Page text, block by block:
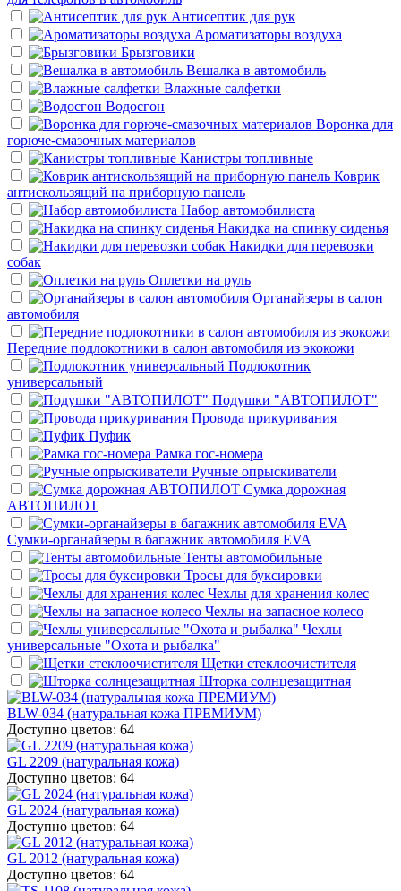
Антисептик для рук
Ароматизаторы воздуха
Брызговики
Вешалка в автомобиль
Влажные салфетки
Водосгон
Воронка для
горюче-смазочных материалов
Канистры топливные
Коврик
антискользящий на приборную панель
Набор автомобилиста
Накидка на спинку сиденья
Накидки для перевозки
собак
Оплетки на руль
Органайзеры в салон
автомобиля
Передние подлокотники в салон автомобиля из экокожи
Подлокотник
универсальный
Подушки "АВТОПИЛОТ"
Провода прикуривания
Пуфик
Рамка гос-номера
Ручные опрыскиватели
Сумка дорожная
АВТОПИЛОТ
Сумки-органайзеры в багажник автомобиля EVA
Тенты автомобильные
Тросы для буксировки
Чехлы для хранения колес
Чехлы на запасное колесо
Чехлы
универсальные "Охота и рыбалка"
Щетки стеклоочистителя
Шторка солнцезащитная
BLW-034 (натуральная кожа ПРЕМИУМ)
Доступно цветов: 64
GL 2209 (натуральная кожа)
Доступно цветов: 64
GL 2024 (натуральная кожа)
Доступно цветов: 64
GL 2012 (натуральная кожа)
Доступно цветов: 64